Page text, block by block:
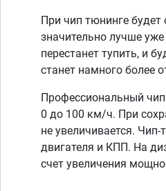
При чип тюнинге будет
значительно лучше
перестанет тупить, и
станет намного более
Профессиональный
0 до 100 км/ч. При
не увеличивается.
двигателя и КПП. На
счет увеличения